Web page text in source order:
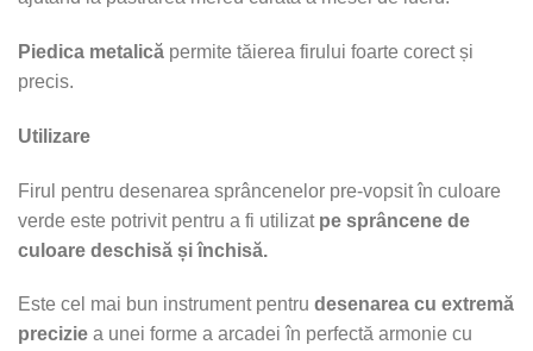
Piedica metalică permite tăierea firului foarte corect și
precis.
Utilizare
Firul pentru desenarea sprâncenelor pre-vopsit în culoare
verde este potrivit pentru a fi utilizat pe sprâncene de
culoare deschisă și închisă.
Este cel mai bun instrument pentru desenarea cu extremă
precizie a unei forme a arcadei în perfectă armonie cu